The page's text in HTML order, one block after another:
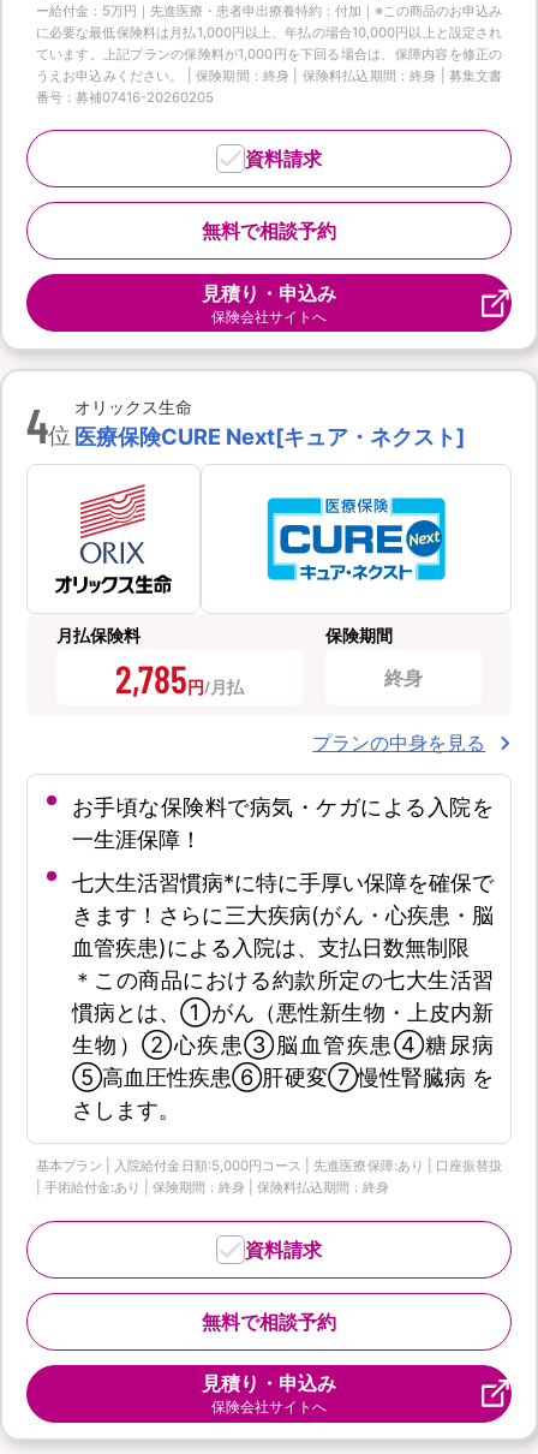
ー給付金：5万円｜先進医療・患者申出療養特約：付加｜※この商品のお申込み
に必要な最低保険料は月払1,000円以上、年払の場合10,000円以上と設定され
ています。上記プランの保険料が1,000円を下回る場合は、保障内容を修正の
うえお申込みください。 | 保険期間：終身 | 保険料払込期間：終身 | 募集文書
番号：募補07416-20260205
無料で相談予約
資料請求
見積り・申込み
保険会社サイトへ
4位
オリックス生命
医療保険CURE Next[キュア・ネクスト]
月払保険料
2,785円
保険期間
終身
プランの中身を見る
お手頃な保険料で病気・ケガによる入院を
一生涯保障！
七大生活習慣病*に特に手厚い保障を確保で
きます！さらに三大疾病(がん・心疾患・脳
血管疾患)による入院は、支払日数無制限
＊この商品における約款所定の七大生活習
慣病とは、①がん（悪性新生物・上皮内新
生物）②心疾患③脳血管疾患④糖尿病
⑤高血圧性疾患⑥肝硬変⑦慢性腎臓病 を
さします。
基本プラン | 入院給付金日額:5,000円コース | 先進医療保障:あり | 口座振替扱
| 手術給付金:あり | 保険期間：終身 | 保険料払込期間：終身
無料で相談予約
資料請求
見積り・申込み
保険会社サイトへ